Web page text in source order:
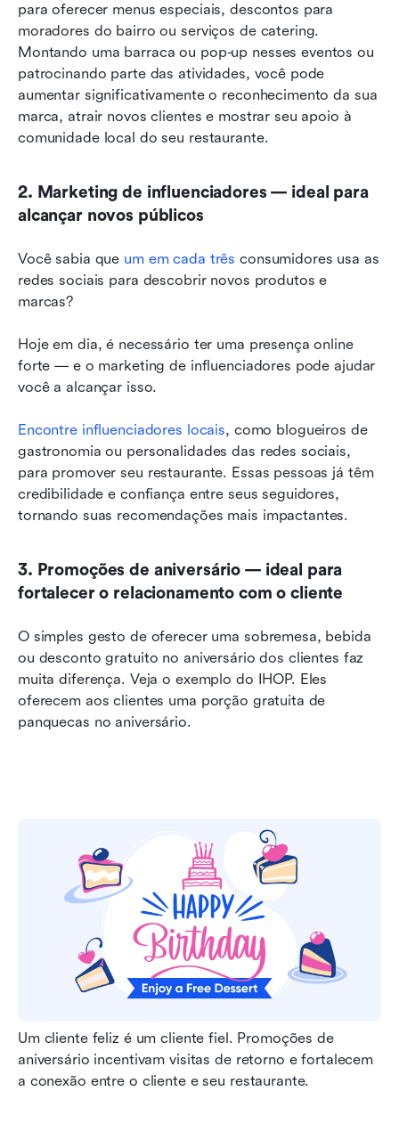
para oferecer menus especiais, descontos para
moradores do bairro ou serviços de catering.
Montando uma barraca ou pop-up nesses eventos ou
patrocinando parte das atividades, você pode
aumentar significativamente o reconhecimento da sua
marca, atrair novos clientes e mostrar seu apoio à
comunidade local do seu restaurante.
2. Marketing de influenciadores — ideal para
alcançar novos públicos
Você sabia que um em cada três consumidores usa as
redes sociais para descobrir novos produtos e
marcas?
Hoje em dia, é necessário ter uma presença online
forte — e o marketing de influenciadores pode ajudar
você a alcançar isso.
Encontre influenciadores locais, como blogueiros de
gastronomia ou personalidades das redes sociais,
para promover seu restaurante. Essas pessoas já têm
credibilidade e confiança entre seus seguidores,
tornando suas recomendações mais impactantes.
3. Promoções de aniversário — ideal para
fortalecer o relacionamento com o cliente
O simples gesto de oferecer uma sobremesa, bebida
ou desconto gratuito no aniversário dos clientes faz
muita diferença. Veja o exemplo do IHOP. Eles
oferecem aos clientes uma porção gratuita de
panquecas no aniversário.
Um cliente feliz é um cliente fiel. Promoções de
aniversário incentivam visitas de retorno e fortalecem
a conexão entre o cliente e seu restaurante.